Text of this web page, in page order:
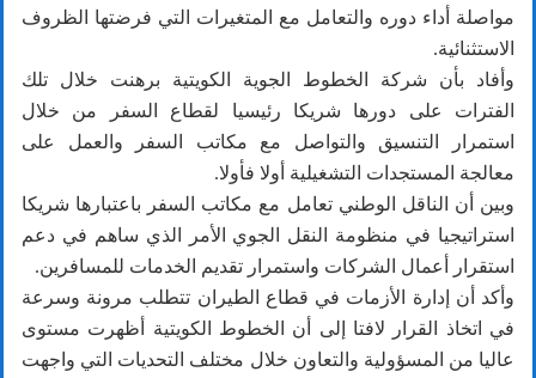
مواصلة أداء دوره والتعامل مع المتغيرات التي فرضتها الظروف
الاستثنائية.
وأفاد بأن شركة الخطوط الجوية الكويتية برهنت خلال تلك
الفترات على دورها شريكا رئيسيا لقطاع السفر من خلال
استمرار التنسيق والتواصل مع مكاتب السفر والعمل على
معالجة المستجدات التشغيلية أولا فأولا.
وبين أن الناقل الوطني تعامل مع مكاتب السفر باعتبارها شريكا
استراتيجيا في منظومة النقل الجوي الأمر الذي ساهم في دعم
استقرار أعمال الشركات واستمرار تقديم الخدمات للمسافرين.
وأكد أن إدارة الأزمات في قطاع الطيران تتطلب مرونة وسرعة
في اتخاذ القرار لافتا إلى أن الخطوط الكويتية أظهرت مستوى
عاليا من المسؤولية والتعاون خلال مختلف التحديات التي واجهت